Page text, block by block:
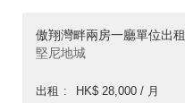
傲翔灣畔兩房一廳單位出租
堅尼地城
出租
HK$ 28,000 / 月